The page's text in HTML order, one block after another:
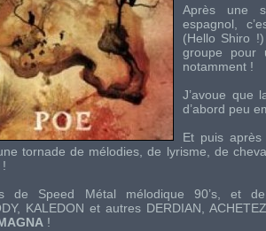
Après une
espagnol,
(Hello Shiro
groupe pour
notamment !
J’avoue que
d’abord peu
Et puis après
tornade de mélodies, de lyrisme, de
de Speed Métal mélodique 90’s, et
, KALEDON et autres DERDIAN ,
!